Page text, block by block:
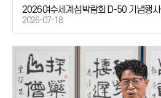
2026여수세계섬박람회 D-50 기념행사
2026-07-18